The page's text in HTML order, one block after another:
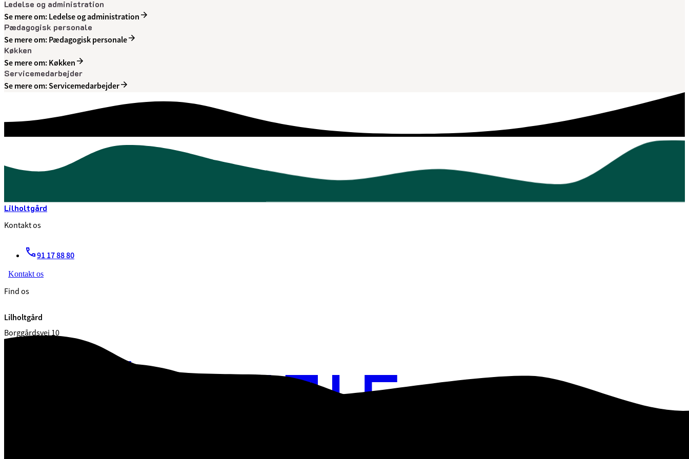
Ledelse og administration
Se mere om: Ledelse og administration
Pædagogisk personale
Se mere om: Pædagogisk personale
Køkken
Se mere om: Køkken
Servicemedarbejder
Se mere om: Servicemedarbejder
Lilholtgård
Kontakt os
91 17 88 80
Kontakt os
Find os
Lilholtgård
Borggårdsvej 10